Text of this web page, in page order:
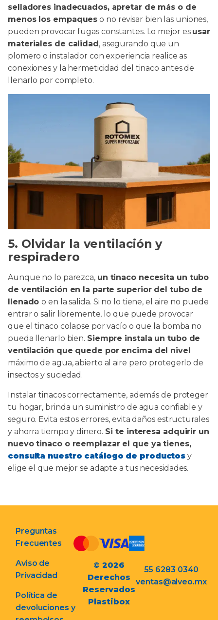
selladores inadecuados, apretar de más o de
menos los empaques o no revisar bien las uniones,
pueden provocar fugas constantes. Lo mejor es usar
materiales de calidad, asegurando que un
plomero o instalador con experiencia realice as
conexiones y la hermeticidad del tinaco antes de
llenarlo por completo.
5. Olvidar la ventilación y
respiradero
Aunque no lo parezca, un tinaco necesita un tubo
de ventilación en la parte superior del tubo de
llenadoo en la salida. Si no lo tiene, el aire no puede
entrar o salir libremente, lo que puede provocar
que el tinaco colapse por vacío o que la bomba no
pueda llenarlo bien. Siempre instala un tubo de
ventilación que quede por encima del nivel
máximo de agua, abierto al aire pero protegerlo de
insectos y suciedad.
Instalar tinacos correctamente, además de proteger
tu hogar, brinda un suministro de agua confiable y
seguro. Evita estos errores, evita daños estructurales
y ahorra tiempo y dinero. Si te interesa adquirir un
nuevo tinaco o reemplazar el que ya tienes,
consulta nuestro catálogo de productos y
elige el que mejor se adapte a tus necesidades.
Preguntas
Frecuentes
Aviso de
Privacidad
Política de
devoluciones y
© 2026
Derechos
Reservados
Plastibox
55 6283 0340
ventas@alveo.mx